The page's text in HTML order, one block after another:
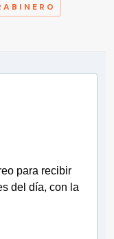
para recibir
del día, con la